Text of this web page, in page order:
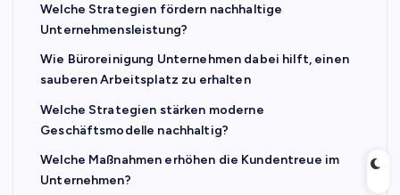
Welche Strategien fördern nachhaltige
Unternehmensleistung?
Wie Büroreinigung Unternehmen dabei hilft, einen
sauberen Arbeitsplatz zu erhalten
Welche Strategien stärken moderne
Geschäftsmodelle nachhaltig?
Welche Maßnahmen erhöhen die Kundentreue im
Unternehmen?